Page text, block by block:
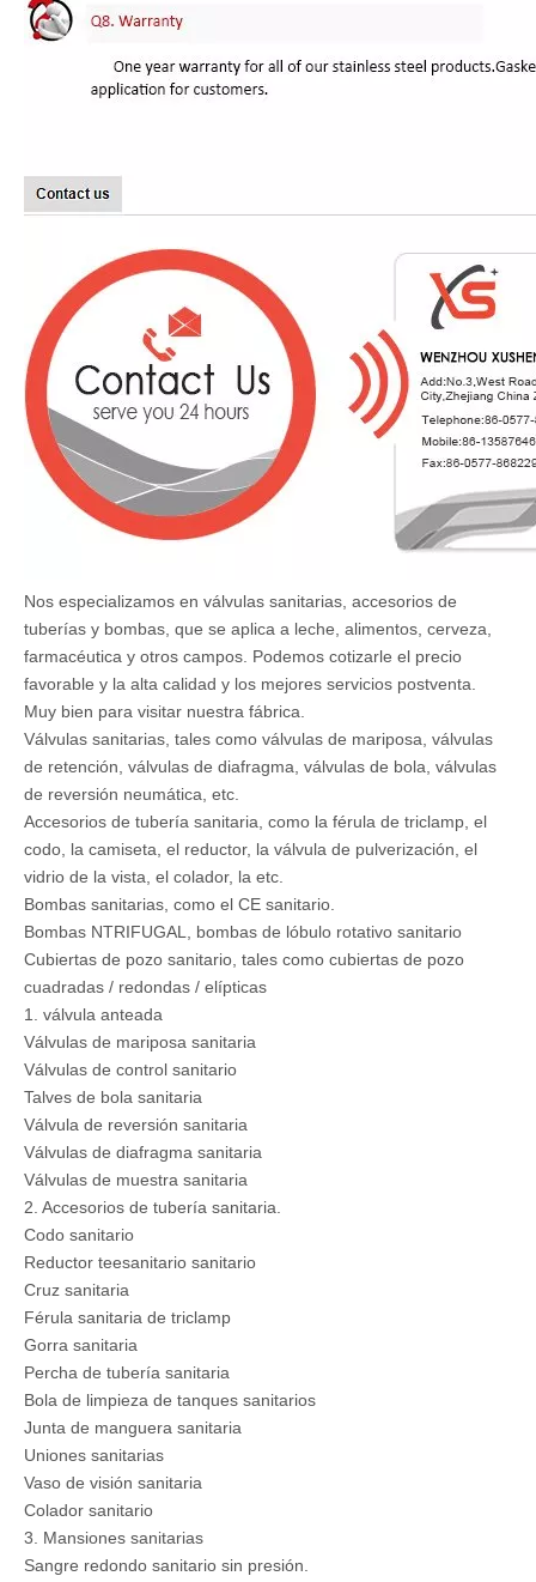
Nos especializamos en válvulas sanitarias, accesorios de
tuberías y bombas, que se aplica a leche, alimentos, cerveza,
farmacéutica y otros campos. Podemos cotizarle el precio
favorable y la alta calidad y los mejores servicios postventa.
Muy bien para visitar nuestra fábrica.
Válvulas sanitarias, tales como válvulas de mariposa, válvulas
de retención, válvulas de diafragma, válvulas de bola, válvulas
de reversión neumática, etc.
Accesorios de tubería sanitaria, como la férula de triclamp, el
codo, la camiseta, el reductor, la válvula de pulverización, el
vidrio de la vista, el colador, la etc.
Bombas sanitarias, como el CE sanitario.
Bombas NTRIFUGAL, bombas de lóbulo rotativo sanitario
Cubiertas de pozo sanitario, tales como cubiertas de pozo
cuadradas / redondas / elípticas
1. válvula anteada
Válvulas de mariposa sanitaria
Válvulas de control sanitario
Talves de bola sanitaria
Válvula de reversión sanitaria
Válvulas de diafragma sanitaria
Válvulas de muestra sanitaria
2. Accesorios de tubería sanitaria.
Codo sanitario
Reductor teesanitario sanitario
Cruz sanitaria
Férula sanitaria de triclamp
Gorra sanitaria
Percha de tubería sanitaria
Bola de limpieza de tanques sanitarios
Junta de manguera sanitaria
Uniones sanitarias
Vaso de visión sanitaria
Colador sanitario
3. Mansiones sanitarias
Sangre redondo sanitario sin presión.